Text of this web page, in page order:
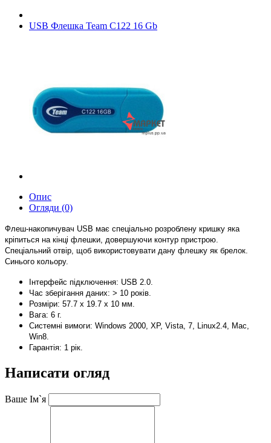
USB Флешка Team C122 16 Gb
Опис
Огляди (0)
Флеш-накопичувач USB має спеціально розроблену кришку яка
кріпиться накінці флешки, довершуючи контур пристрою.
Спеціальний отвір, щоб використовувати дану флешку як брелок.
Синього кольору.
Інтерфейс підключення: USB 2.0.
Час зберігання даних: > 10 років.
Розміри: 57.7 х 19.7 х 10 мм.
Вага: 6 г.
Системні вимоги: Windows 2000, XP, Vista, 7, Linux2.4, Mac,
Win8.
Гарантія: 1 рік.
Написати огляд
Ваше Ім`я